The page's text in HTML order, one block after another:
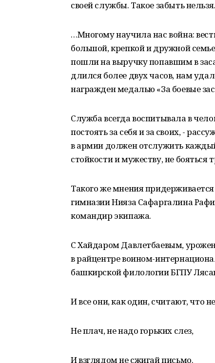
своей службы. Такое забыть нельзя.
…Многому научила нас война:
большой, крепкой и дружной
пошли на выручку попавшим в
длился более двух часов, нам
награжден медалью «За боевые
Служба всегда воспитывала в
постоять за себя и за своих, -
в армии должен отслужить
стойкости и мужеству, не бояться
Такого же мнения
гимназии Нияза Сафаргалина
командир экипажа.
С Хайдаром Давлетбаевым,
в райцентре воином-
башкирской филологии БГПУ
И все они, как один, считают, что
Не плач, не надо горьких слез,
И взглядом не сжигай письмо.